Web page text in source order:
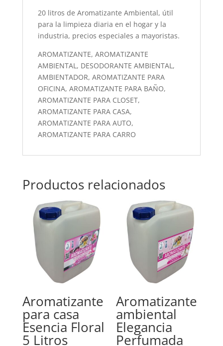
20 litros de Aromatizante Ambiental, útil
para la limpieza diaria en el hogar y la
industria, precios especiales a mayoristas.
AROMATIZANTE, AROMATIZANTE
AMBIENTAL, DESODORANTE AMBIENTAL,
AMBIENTADOR, AROMATIZANTE PARA
OFICINA, AROMATIZANTE PARA BAÑO,
AROMATIZANTE PARA CLOSET,
AROMATIZANTE PARA CASA,
AROMATIZANTE PARA AUTO,
AROMATIZANTE PARA CARRO
Productos relacionados
Aromatizante
para casa
Esencia Floral
5 Litros
Aromatizante
ambiental
Elegancia
Perfumada